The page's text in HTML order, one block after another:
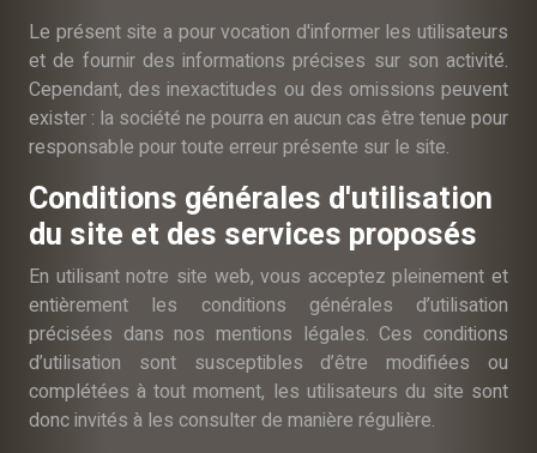
Le présent site a pour vocation d'informer les utilisateurs
et de fournir des informations précises sur son activité.
Cependant, des inexactitudes ou des omissions peuvent
exister : la société ne pourra en aucun cas être tenue pour
responsable pour toute erreur présente sur le site.
Conditions générales d'utilisation
du site et des services proposés
En utilisant notre site web, vous acceptez pleinement et
entièrement les conditions générales d’utilisation
précisées dans nos mentions légales. Ces conditions
d’utilisation sont susceptibles d’être modifiées ou
complétées à tout moment, les utilisateurs du site sont
donc invités à les consulter de manière régulière.